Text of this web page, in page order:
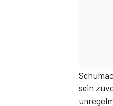
sein